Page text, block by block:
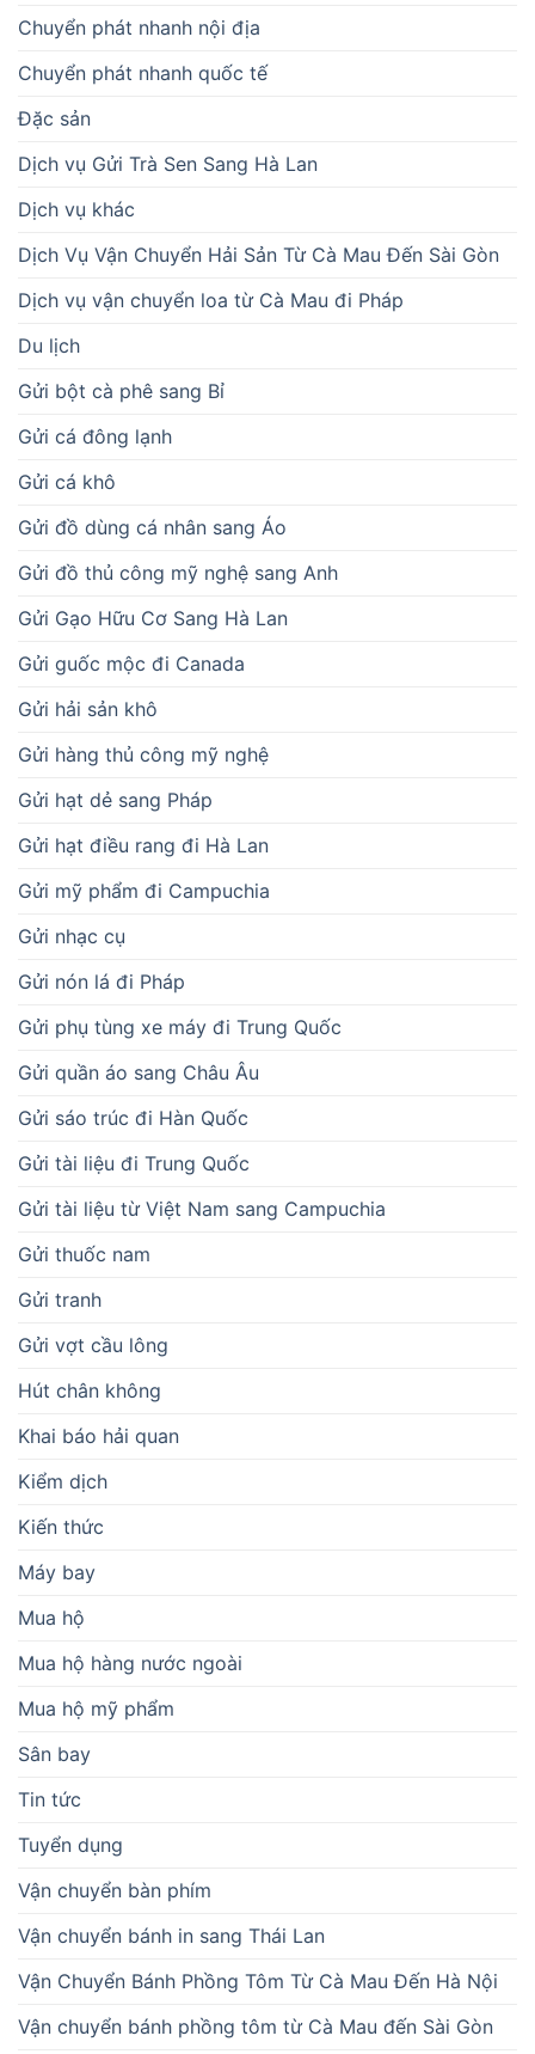
Chuyển phát nhanh nội địa
Chuyển phát nhanh quốc tế
Đặc sản
Dịch vụ Gửi Trà Sen Sang Hà Lan
Dịch vụ khác
Dịch Vụ Vận Chuyển Hải Sản Từ Cà Mau Đến Sài Gòn
Dịch vụ vận chuyển loa từ Cà Mau đi Pháp
Du lịch
Gửi bột cà phê sang Bỉ
Gửi cá đông lạnh
Gửi cá khô
Gửi đồ dùng cá nhân sang Áo
Gửi đồ thủ công mỹ nghệ sang Anh
Gửi Gạo Hữu Cơ Sang Hà Lan
Gửi guốc mộc đi Canada
Gửi hải sản khô
Gửi hàng thủ công mỹ nghệ
Gửi hạt dẻ sang Pháp
Gửi hạt điều rang đi Hà Lan
Gửi mỹ phẩm đi Campuchia
Gửi nhạc cụ
Gửi nón lá đi Pháp
Gửi phụ tùng xe máy đi Trung Quốc
Gửi quần áo sang Châu Âu
Gửi sáo trúc đi Hàn Quốc
Gửi tài liệu đi Trung Quốc
Gửi tài liệu từ Việt Nam sang Campuchia
Gửi thuốc nam
Gửi tranh
Gửi vợt cầu lông
Hút chân không
Khai báo hải quan
Kiểm dịch
Kiến thức
Máy bay
Mua hộ
Mua hộ hàng nước ngoài
Mua hộ mỹ phẩm
Sân bay
Tin tức
Tuyển dụng
Vận chuyển bàn phím
Vận chuyển bánh in sang Thái Lan
Vận Chuyển Bánh Phồng Tôm Từ Cà Mau Đến Hà Nội
Vận chuyển bánh phồng tôm từ Cà Mau đến Sài Gòn